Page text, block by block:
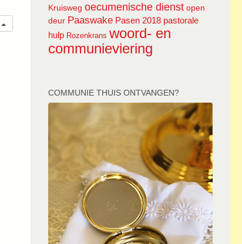
Kruisweg oecumenische dienst open
deur Paaswake Pasen 2018 pastorale
hulp Rozenkrans woord- en
communieviering
COMMUNIE THUIS ONTVANGEN?